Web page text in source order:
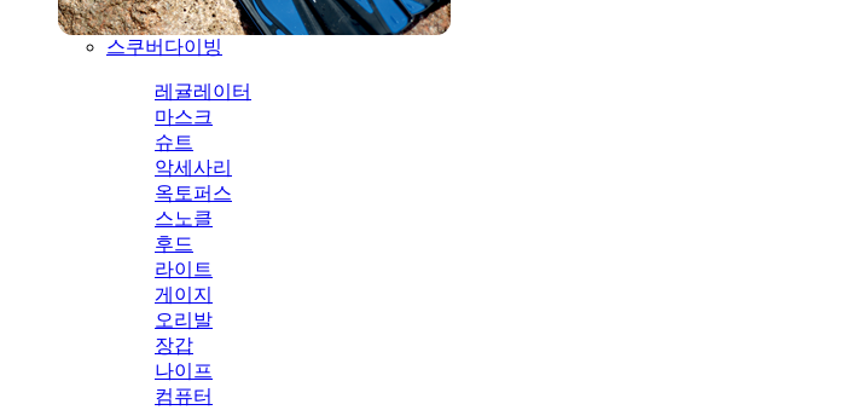
스쿠버다이빙
레귤레이터
마스크
슈트
악세사리
옥토퍼스
스노클
후드
라이트
게이지
오리발
장갑
나이프
컴퓨터